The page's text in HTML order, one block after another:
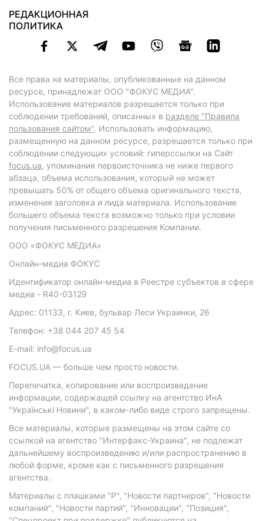
РЕДАКЦИОННАЯ
ПОЛИТИКА
Все права на материалы, опубликованные на данном
ресурсе, принадлежат ООО "ФОКУС МЕДИА".
Использование материалов разрешается только при
соблюдении требований, описанных в разделе "Правила
пользования сайтом". Использовать информацию,
размещенную на данном ресурсе, разрешается только при
соблюдении следующих условий: гиперссылки на Сайт
focus.ua, упоминания первоисточника не ниже первого
абзаца, объема использования, который не может
превышать 50% от общего объема оригинального текста,
изменения заголовка и лида материала. Использование
большего объема текста возможно только при условии
получения письменного разрешения Компании.
ООО «ФОКУС МЕДИА»
Онлайн-медиа ФОКУС
Идентификатор онлайн-медиа в Реестре субъектов в сфере
медиа - R40-03129
Адрес: 01133, г. Киев, бульвар Леси Украинки, 26
Телефон: +38 044 207 45 54
E-mail: info@focus.ua
FOCUS.UA — больше чем просто новости.
Перепечатка, копирование или воспроизведение
информации, содержащей ссылку на агентство ИнА
"Українські Новини", в каком-либо виде строго запрещены.
Все материалы, которые размещены на этом сайте со
ссылкой на агентство "Интерфакс-Украина", не подлежат
дальнейшему воспроизведению и/или распространению в
любой форме, кроме как с письменного разрешения
агентства.
Материалы с плашками "Р", "Новости партнеров", "Новости
компаний", "Новости партий", "Инновации", "Позиция",